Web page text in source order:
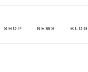
SHOP NEWS BLOG